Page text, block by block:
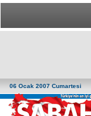
06 Ocak 2007 Cumartesi